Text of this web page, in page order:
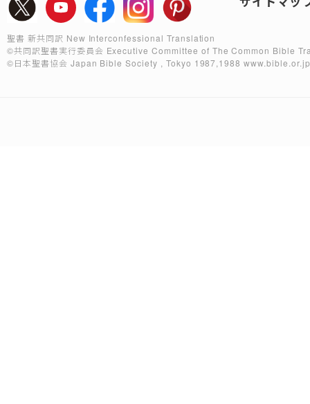
聖書 新共同訳 New Interconfessional Translation
©共同訳聖書実行委員会 Executive Committee of The Common Bible
©日本聖書協会 Japan Bible Society , Tokyo 1987,1988www.bible.or.jp